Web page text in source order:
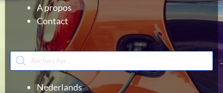
A propos
Contact
Recherche
de
produits
Nederlands